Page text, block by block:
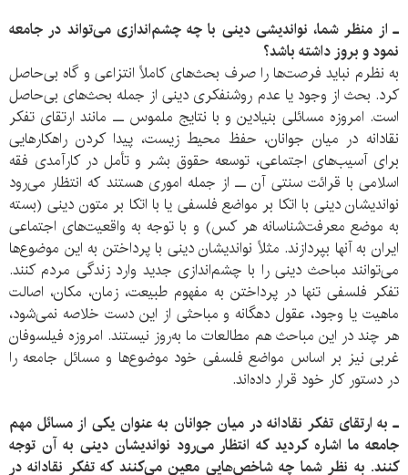
ـ از منظر شما، نواندیشی دینی با چه چشم‌اندازی می‌تواند در جامعه
نمود و بروز داشته باشد؟
به نظرم نباید فرصت‌ها را صرف بحث‌های کاملاً انتزاعی و گاه بی‌حاصل
کرد. بحث از وجود یا عدم روشنفکری دینی از جمله بحث‌های بی‌حاصل
است. امروزه مسائلی بنیادین و با نتایج ملموس ــ مانند ارتقای تفکر
نقادانه در میان جوانان، حفظ محیط زیست، پیدا کردن راهکارهایی
برای آسیب‌های اجتماعی، توسعه حقوق بشر و تأمل در کارآمدی فقه
اسلامی با قرائت سنتی آن ــ از جمله اموری هستند که انتظار می‌رود
نواندیشان دینی با اتکا بر مواضع فلسفی یا با اتکا بر متون دینی (بسته
به موضع معرفت‌شناسانه هر کس) و با توجه به واقعیت‌های اجتماعی
ایران به آنها بپردازند. مثلاً نواندیشان دینی با پرداختن به این موضوع‌ها
می‌توانند مباحث دینی را با چشم‌اندازی جدید وارد زندگی مردم کنند.
تفکر فلسفی تنها در پرداختن به مفهوم طبیعت، زمان، مکان، اصالت
ماهیت یا وجود، عقول دهگانه و مباحثی از این دست خلاصه نمی‌شود،
هر چند در این مباحث هم مطالعات ما به‌روز نیستند. امروزه فیلسوفان
غربی نیز بر اساس مواضع فلسفی خود موضوع‌ها و مسائل جامعه را
در دستور کار خود قرار داده‌اند.
ـ به ارتقای تفکر نقادانه در میان جوانان به عنوان یکی از مسائل مهم
جامعه ما اشاره کردید که انتظار می‌رود نواندیشان دینی به آن توجه
کنند. به نظر شما چه شاخص‌هایی معین می‌کنند که تفکر نقادانه در